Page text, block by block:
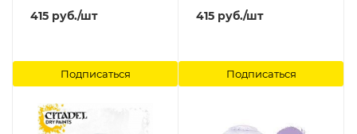
415 руб./шт
Подписаться
415 руб./шт
Подписаться